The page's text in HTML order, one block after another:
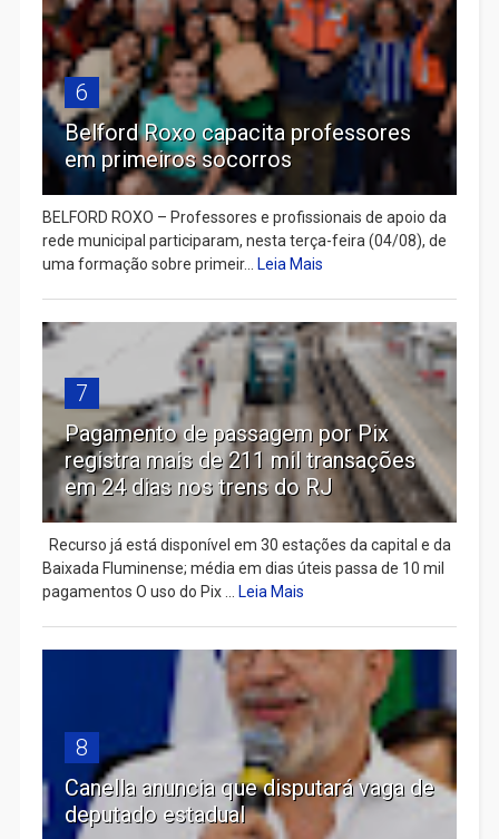
6
Belford Roxo capacita professores
em primeiros socorros
BELFORD ROXO – Professores e profissionais de apoio da
rede municipal participaram, nesta terça-feira (04/08), de
uma formação sobre primeir... Leia Mais
7
Pagamento de passagem por Pix
registra mais de 211 mil transações
em 24 dias nos trens do RJ
Recurso já está disponível em 30 estações da capital e da
Baixada Fluminense; média em dias úteis passa de 10 mil
pagamentos O uso do Pix ... Leia Mais
8
Canella anuncia que disputará vaga de
deputado estadual